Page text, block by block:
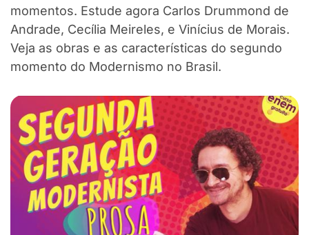
momentos. Estude agora Carlos Drummond de
Andrade, Cecília Meireles, e Vinícius de Morais.
Veja as obras e as características do segundo
momento do Modernismo no Brasil.